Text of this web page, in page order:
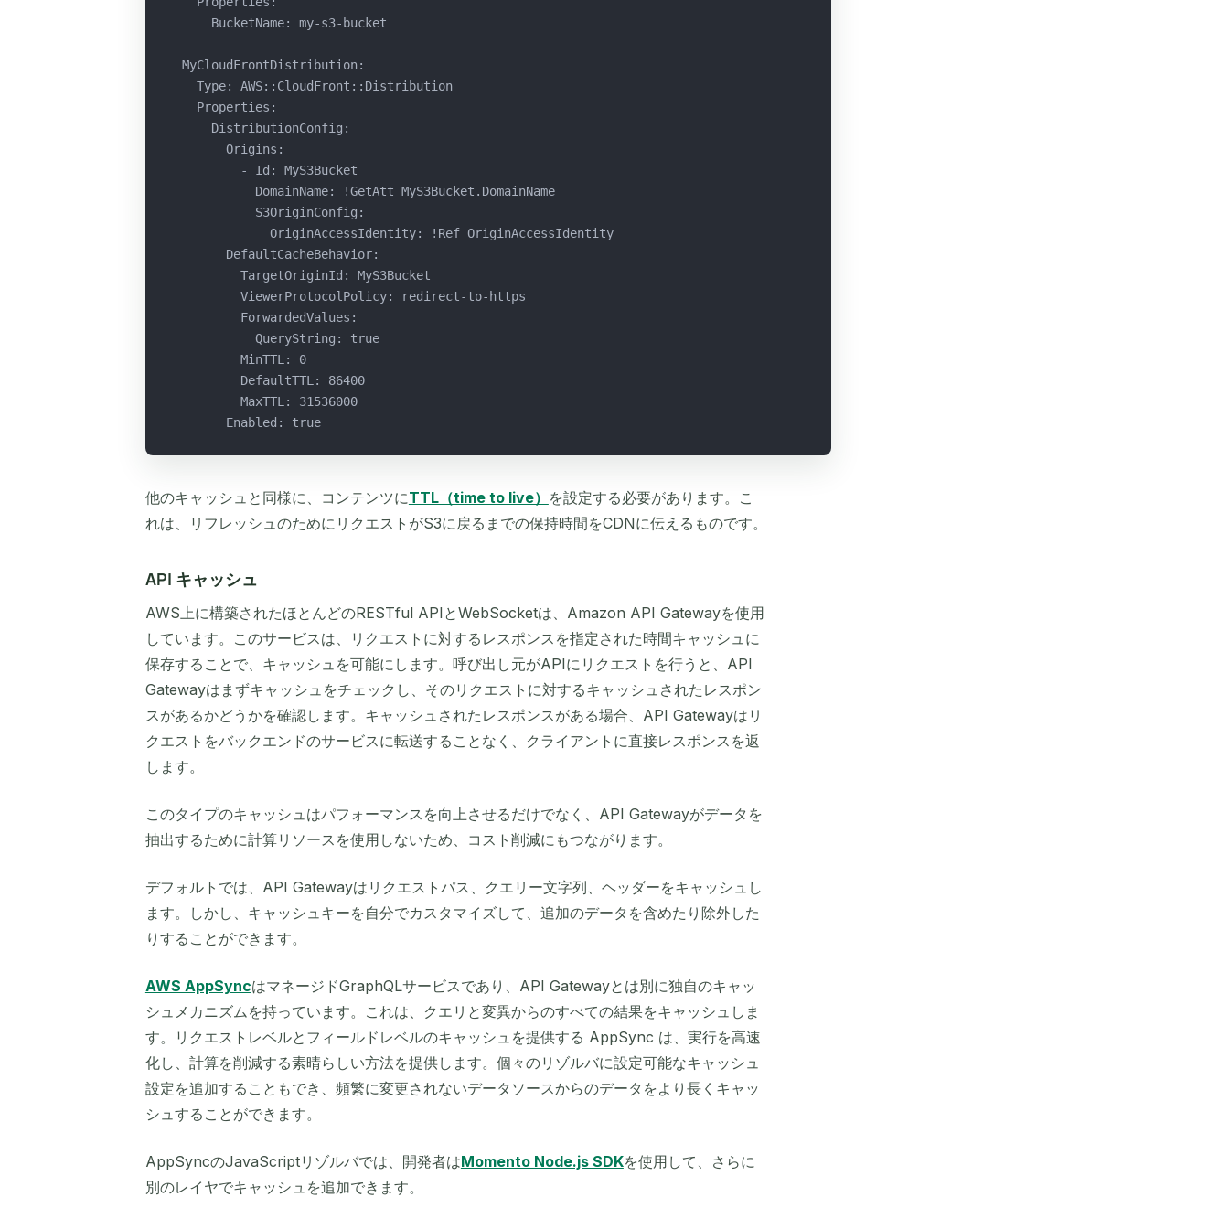
      BucketName: my-s3-bucket
  MyCloudFrontDistribution:
    Type: AWS::CloudFront::Distribution
    Properties:
      DistributionConfig:
        Origins:
          - Id: MyS3Bucket
            DomainName: !GetAtt MyS3Bucket.DomainName
            S3OriginConfig:
              OriginAccessIdentity: !Ref OriginAccessIdentity
        DefaultCacheBehavior:
          TargetOriginId: MyS3Bucket
          ViewerProtocolPolicy: redirect-to-https
          ForwardedValues:
            QueryString: true
          MinTTL: 0
          DefaultTTL: 86400
          MaxTTL: 31536000
        Enabled: true
他のキャッシュと同様に、コンテンツにTTL（time to live） を設定する必要があります。こ
れは、リフレッシュのためにリクエストがS3に戻るまでの保持時間をCDNに伝えるものです。
API キャッシュ
AWS上に構築されたほとんどのRESTful APIとWebSocketは、Amazon API Gatewayを使用
しています。このサービスは、リクエストに対するレスポンスを指定された時間キャッシュに
保存することで、キャッシュを可能にします。呼び出し元がAPIにリクエストを行うと、API
Gatewayはまずキャッシュをチェックし、そのリクエストに対するキャッシュされたレスポン
スがあるかどうかを確認します。キャッシュされたレスポンスがある場合、API Gatewayはリ
クエストをバックエンドのサービスに転送することなく、クライアントに直接レスポンスを返
します。
このタイプのキャッシュはパフォーマンスを向上させるだけでなく、API Gatewayがデータを
抽出するために計算リソースを使用しないため、コスト削減にもつながります。
デフォルトでは、API Gatewayはリクエストパス、クエリー文字列、ヘッダーをキャッシュし
ます。しかし、キャッシュキーを自分でカスタマイズして、追加のデータを含めたり除外した
りすることができます。
AWS AppSyncはマネージドGraphQLサービスであり、API Gatewayとは別に独自のキャッ
シュメカニズムを持っています。これは、クエリと変異からのすべての結果をキャッシュしま
す。リクエストレベルとフィールドレベルのキャッシュを提供する AppSync は、実行を高速
化し、計算を削減する素晴らしい方法を提供します。個々のリゾルバに設定可能なキャッシュ
設定を追加することもでき、頻繁に変更されないデータソースからのデータをより長くキャッ
シュすることができます。
AppSyncのJavaScriptリゾルバでは、開発者はMomento Node.js SDKを使用して、さらに
別のレイヤでキャッシュを追加できます。